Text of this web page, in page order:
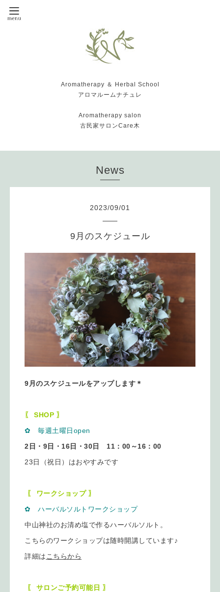
Aromatherapy ＆ Herbal School
アロマルームナチュレ
Aromatherapy salon
古民家サロンCare木
News
2023/09/01
9月のスケジュール
9月のスケジュールをアップします＊
〖 SHOP 〗
✿ 毎週土曜日open
2日・9日・16日・30日 11：00～16：00
23日（祝日）はおやすみです
〖 ワークショップ 〗
✿ ハーバルソルトワークショップ
中山神社のお清め塩で作るハーバルソルト。
こちらのワークショップは随時開講しています♪
詳細は こちらから
〖 サロンご予約可能日 〗